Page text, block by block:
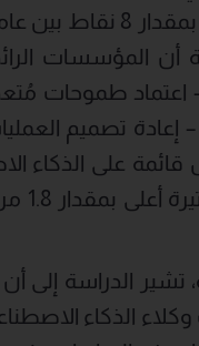
المؤسسات
مقارنة بالمؤسسات المتأخرة،